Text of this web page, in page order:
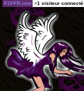
P2PFR.com >1 visiteur connecté